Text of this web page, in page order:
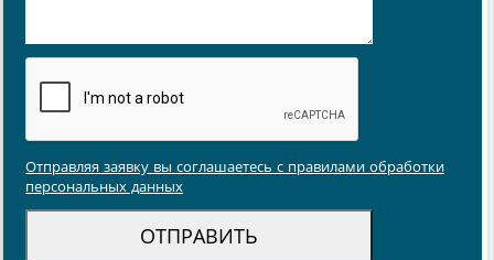
Отправляя заявку вы соглашаетесь с правилами обработки
персональных данных